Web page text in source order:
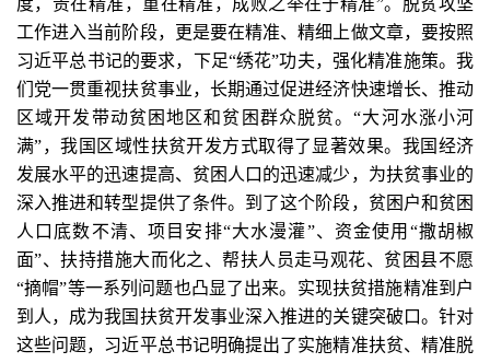
度，贵在精准，重在精准，成败之举在于精准”。脱贫攻坚
工作进入当前阶段，更是要在精准、精细上做文章，要按照
习近平总书记的要求，下足“绣花”功夫，强化精准施策。我
们党一贯重视扶贫事业，长期通过促进经济快速增长、推动
区域开发带动贫困地区和贫困群众脱贫。“大河水涨小河
满”，我国区域性扶贫开发方式取得了显著效果。我国经济
发展水平的迅速提高、贫困人口的迅速减少，为扶贫事业的
深入推进和转型提供了条件。到了这个阶段，贫困户和贫困
人口底数不清、项目安排“大水漫灌”、资金使用“撒胡椒
面”、扶持措施大而化之、帮扶人员走马观花、贫困县不愿
“摘帽”等一系列问题也凸显了出来。实现扶贫措施精准到户
到人，成为我国扶贫开发事业深入推进的关键突破口。针对
这些问题，习近平总书记明确提出了实施精准扶贫、精准脱